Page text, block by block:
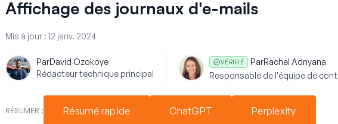
Affichage des journaux d'e-mails
Mis à jour : 12 janv. 2024
ParDavid Ozokoye
Rédacteur technique principal
VÉRIFIÉ ParRachel Adnyana
Responsable de l'équipe de
RÉSUMER : Résumé rapide ChatGPT Perplexity